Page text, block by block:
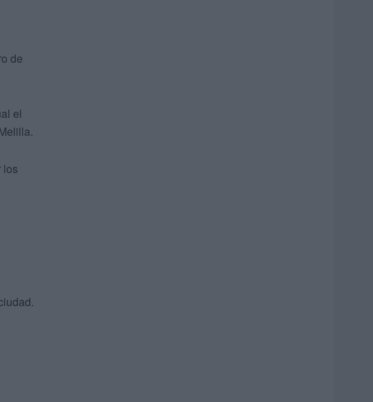
de
el
los